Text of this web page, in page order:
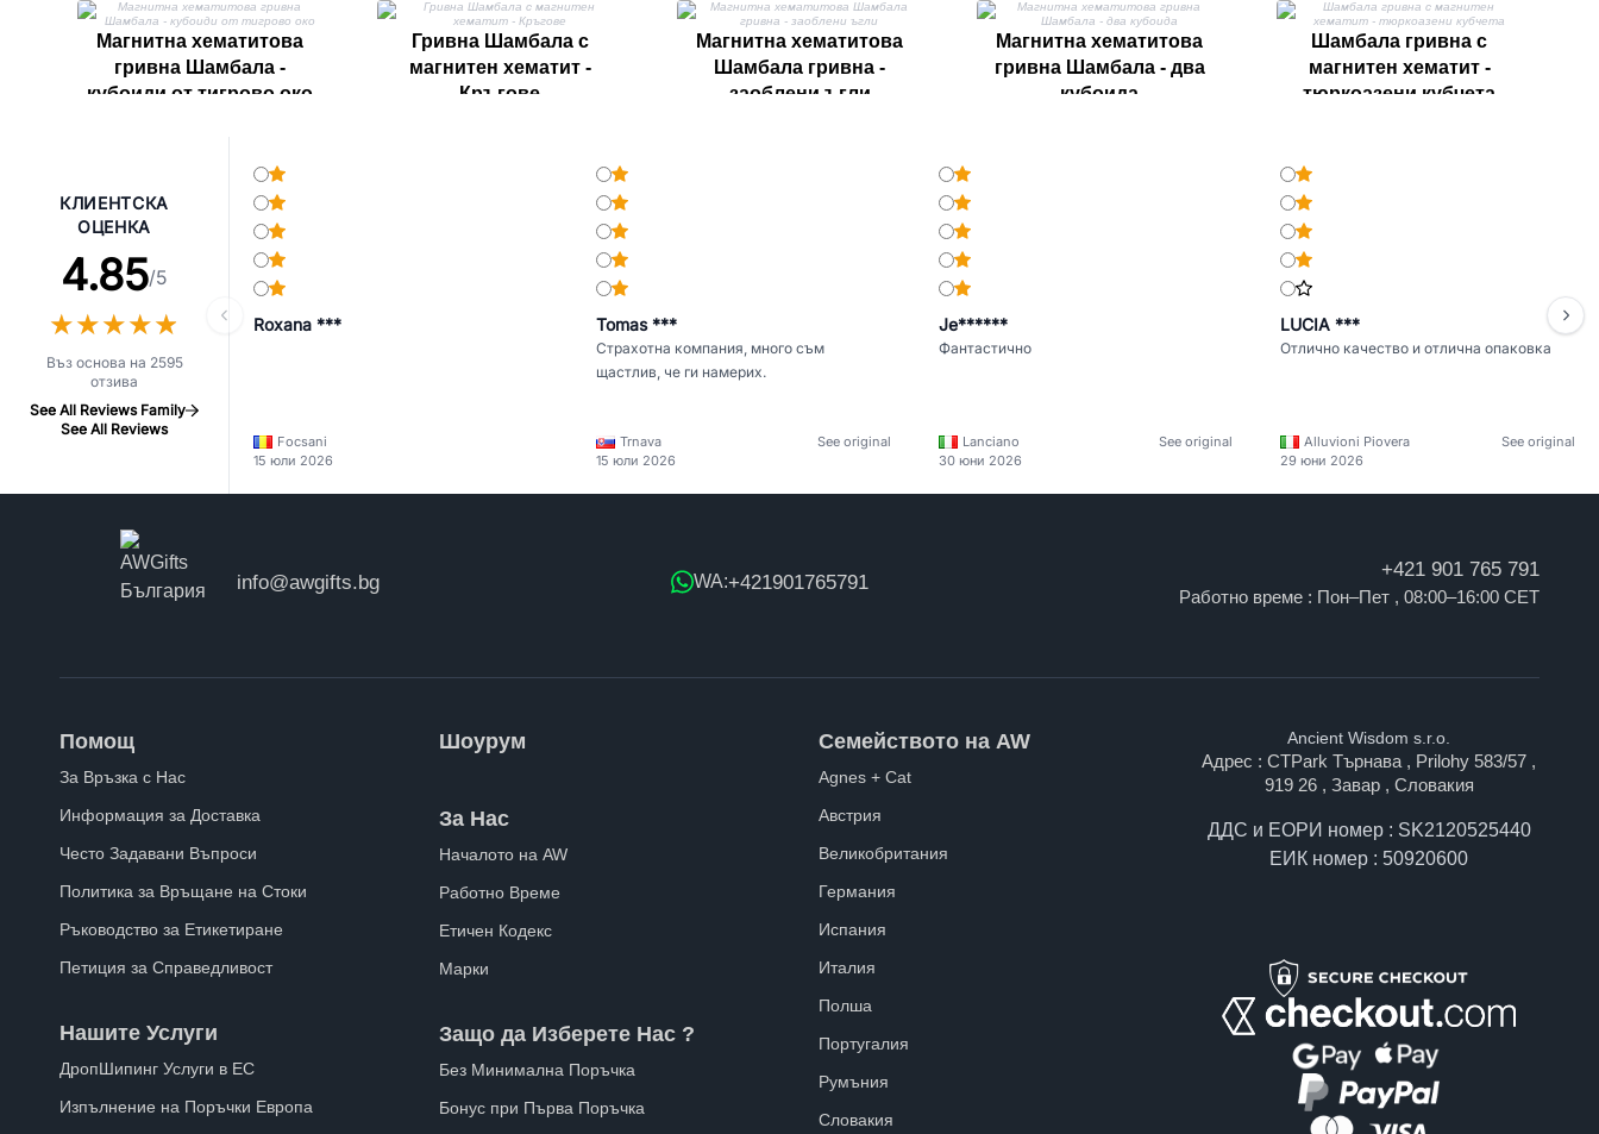
Магнитна хематитова
гривна Шамбала -
кубоиди от тигрово око
Гривна Шамбала с
магнитен хематит -
Кръгове
Магнитна хематитова
Шамбала гривна -
заоблени ъгли
Магнитна хематитова
гривна Шамбала - два
кубоида
Шамбала гривна с
магнитен хематит -
тюркоазени кубчета
КЛИЕНТСКА
ОЦЕНКА
4.85/5
★★★★★
★★★★★
Въз основа на 2595
отзива
See All Reviews Family
See All Reviews
Roxana ***
Focsani
15 юли 2026
Tomas ***
Страхотна компания, много съм
щастлив, че ги намерих.
Trnava
See original
15 юли 2026
Je******
Фантастично
Lanciano
See original
30 юни 2026
LUCIA ***
Отлично качество и отлична опаковка
Alluvioni Piovera
See original
29 юни 2026
info@awgifts.bg WA:+421901765791
+421 901 765 791
Работно време : Пон–Пет , 08:00–16:00 CET
Помощ
За Връзка с Нас
Информация за Доставка
Често Задавани Въпроси
Политика за Връщане на Стоки
Ръководство за Етикетиране
Петиция за Справедливост
Нашите Услуги
ДропШипинг Услуги в ЕС
Изпълнение на Поръчки Европа
Шоурум
За Нас
Началото на AW
Работно Време
Етичен Кодекс
Марки
Защо да Изберете Нас ?
Без Минимална Поръчка
Бонус при Първа Поръчка
Семейството на AW
Agnes + Cat
Австрия
Великобритания
Германия
Испания
Италия
Полша
Португалия
Румъния
Словакия
Ancient Wisdom s.r.o.
Адрес : CTPark Търнава , Prilohy 583/57 ,
919 26 , Завар , Словакия
ДДС и ЕОРИ номер : SK2120525440
ЕИК номер : 50920600